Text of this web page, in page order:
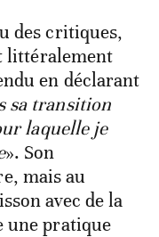
des critiques,
littéralement
en déclarant
sa transition
laquelle je
». Son
mais au
avec de la
une pratique